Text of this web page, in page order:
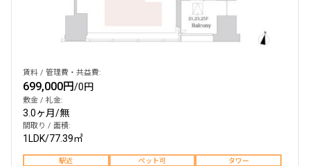
賃料 / 管理費・共益費:
699,000円/0円
敷金 / 礼金:
3.0ヶ月/無
間取り / 面積:
1LDK/77.39㎡
駅近 ペット可 タワー